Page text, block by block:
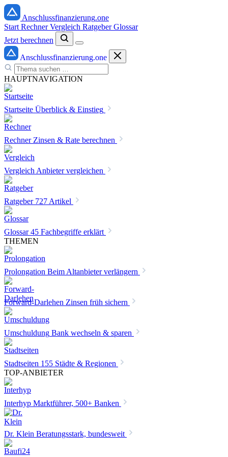
Anschlussfinanzierung.one
Start RechnerVergleich RatgeberGlossar
Jetzt berechnen
Anschlussfinanzierung.one
HAUPTNAVIGATION
Startseite Überblick & Einstieg
Rechner Zinsen & Rate berechnen
Vergleich Anbieter vergleichen
Ratgeber 727 Artikel
Glossar 45 Fachbegriffe erklärt
THEMEN
Prolongation Beim Altanbieter verlängern
Forward-Darlehen Zinsen früh sichern
Umschuldung Bank wechseln & sparen
Stadtseiten 155 Städte & Regionen
TOP-ANBIETER
Interhyp Marktführer, 500+ Banken
Dr. Klein Beratungsstark, bundesweit